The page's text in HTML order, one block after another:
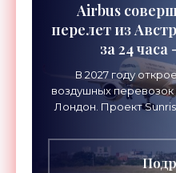
Airbus
перелет из
за 24
В 2027 году
воздушных
Лондон. Проект